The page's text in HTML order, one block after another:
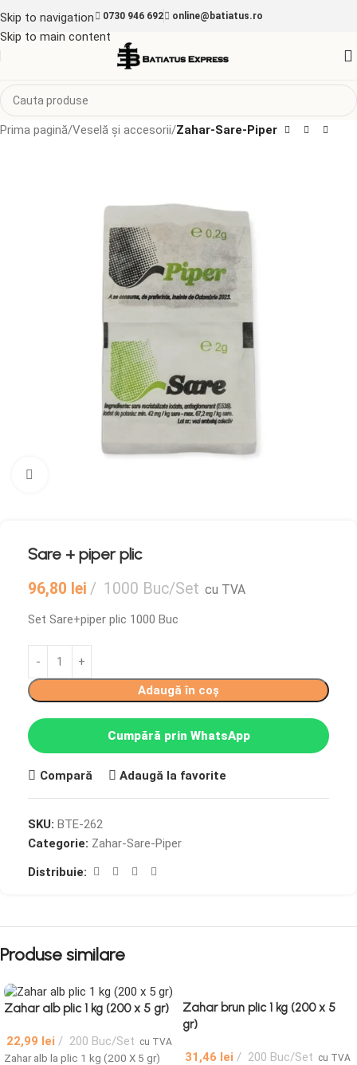
Skip to navigation
Skip to main content
0730 946 692 online@batiatus.ro
Prima pagină Veselă și accesorii Zahar-Sare-Piper
Sare + piper plic
96,80 lei 1000 Buc/Set cu TVA
Set Sare+piper plic 1000 Buc
Adaugă în coș
Cumpără prin WhatsApp
Compară Adaugă la favorite
SKU: BTE-262
Categorie: Zahar-Sare-Piper
Distribuie:
Produse similare
Zahar alb plic 1 kg (200 x 5 gr)
22,99 lei 200 Buc/Set cu TVA
Zahar alb la plic 1 kg (200 X 5 gr)
Zahar brun plic 1 kg (200 x 5
gr)
31,46 lei 200 Buc/Set cu TVA